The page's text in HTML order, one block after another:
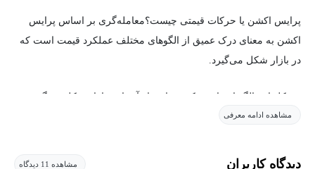
پرایس اکشن یا حرکات قیمتی چیست؟معامله‌گری بر اساس پرایس
اکشن به معنای درک عمیق از الگوهای مختلف عملکرد قیمت است که
در بازار شکل می‌گیرد.
مشکل این الگو این است که بسیاری از آن‌ها در بازار شکل می‌گیرند،
دانستن اینکه کدام‌یک را باید برای یادگیری انتخاب کنید و باید استفاده
مشاهده ادامه معرفی
دیدگاه کاربران مشاهده 11 دیدگاه